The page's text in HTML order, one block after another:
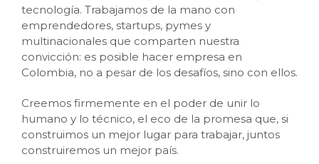
tecnología. Trabajamos de la mano con
emprendedores, startups, pymes y
multinacionales que comparten nuestra
convicción: es posible hacer empresa en
Colombia, no a pesar de los desafíos, sino con ellos.
Creemos firmemente en el poder de unir lo
humano y lo técnico, el eco de la promesa que, si
construimos un mejor lugar para trabajar, juntos
construiremos un mejor país.